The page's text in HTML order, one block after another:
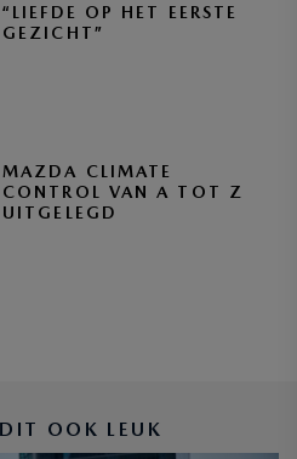
“LIEFDE OP HET EERSTE
GEZICHT”
MAZDA CLIMATE
CONTROL VAN A TOT Z
UITGELEGD
OOK LEUK